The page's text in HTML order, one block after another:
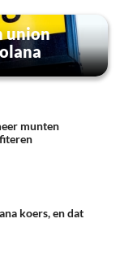
union
munten
koers, en dat